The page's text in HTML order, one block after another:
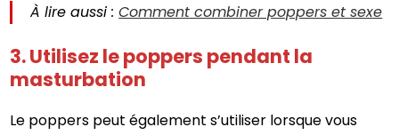
À lire aussi :Comment combiner poppers et sexe
3. Utilisez le poppers pendant la
masturbation
Le poppers peut également s’utiliser lorsque vous